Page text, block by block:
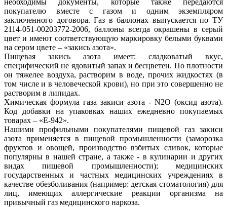
покупателю вместе с газом и одним экземпляром
заключенного договора. Газ в баллонах выпускается по ТУ
2114-051-00203772-2006, баллоны всегда окрашены в серый
цвет и имеют соответствующую маркировку белыми буквами
на сером цвете – «закись азота».
Пищевая закись азота имеет: сладковатый вкус,
специфический не ядовитый запах и бесцветен. По плотности
он тяжелее воздуха, растворим в воде, прочих жидкостях (в
том числе и в человеческой крови), но при это совершенно не
растворим в липидах.
Химическая формула газа закиси азота - N2O (оксид азота).
Код добавки на упаковках наших ежедневно покупаемых
товарах – «Е-942».
Нашими профильными покупателями пищевой газ закиси
азота применяется в пищевой промышленности (заморозка
фруктов и овощей, производство взбитых сливок, которые
популярны в нашей стране, а также - в кулинарии и других
видах пищевой промышленности); медицинских
государственных и частных медицинских учреждениях в
качестве обезболивания (например: детская стоматология) для
лиц, имеющих аллергические реакции организма на
привычный газ медицинского наркоза.